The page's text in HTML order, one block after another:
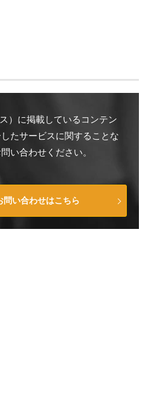
）に掲載しているコンテン
たサービスに関することな
い合わせください。
問い合わせはこちら